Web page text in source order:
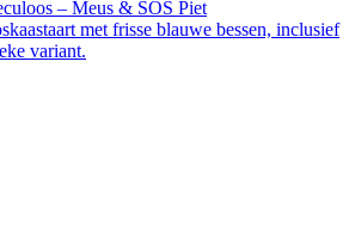
– Meus & SOS Piet
met frisse blauwe bessen, inclusief
variant.